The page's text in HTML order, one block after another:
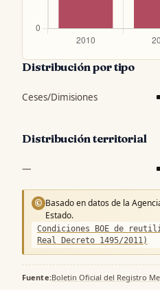
Distribución por tipo
Ceses/Dimisiones
Distribución territorial
—
© Basado en datos de la
Estado.
Condiciones BOE de
Real Decreto 1495/2011)
Fuente:Boletin Oficial del Registro